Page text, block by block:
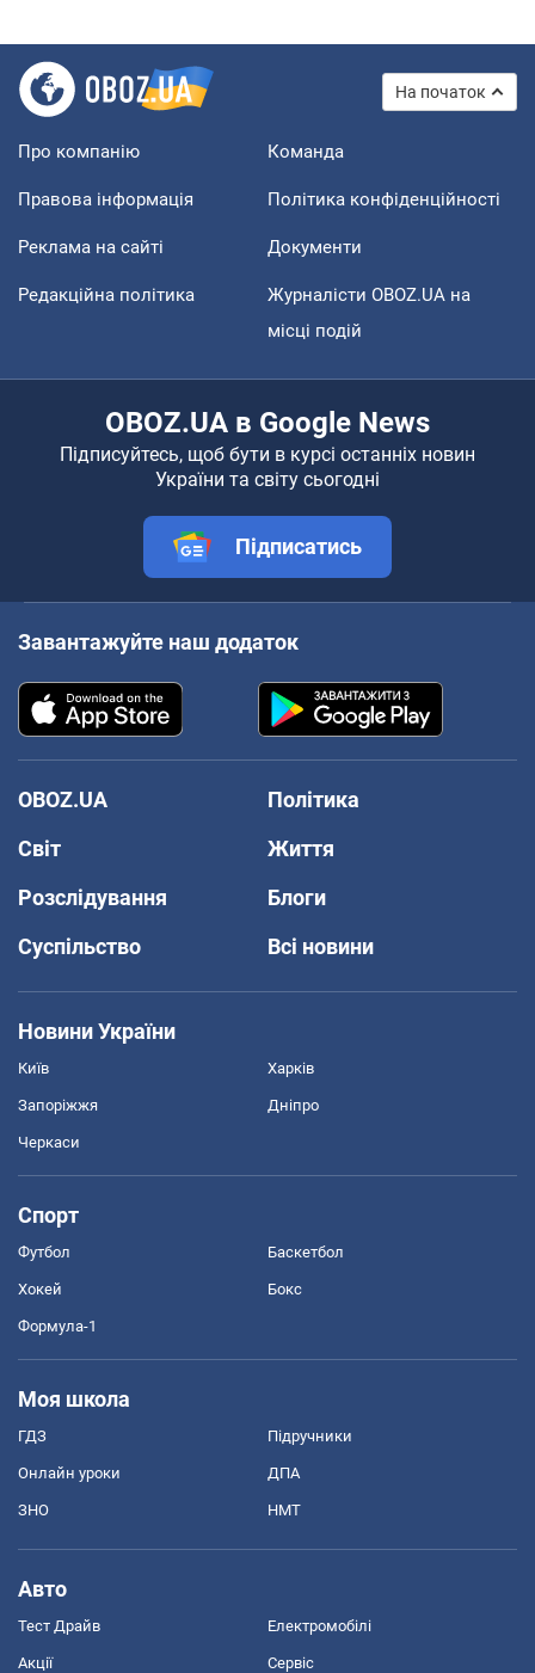
На початок
Про компанію Команда
Правова інформація Політика конфіденційності
Реклама на сайті Документи
Редакційна політика
Журналісти OBOZ.UA на
місці подій
OBOZ.UA в Google News
Підписуйтесь, щоб бути в курсі останніх новин
України та світу сьогодні
Підписатись
Завантажуйте наш додаток
OBOZ.UA
Політика
Світ
Життя
Розслідування
Блоги
Суспільство
Всі новини
Новини України
Київ Харків
Запоріжжя Дніпро
Черкаси
Спорт
Футбол Баскетбол
Хокей Бокс
Формула-1
Моя школа
ГДЗ Підручники
Онлайн уроки ДПА
ЗНО НМТ
Авто
Тест Драйв Електромобілі
Акції Сервіс